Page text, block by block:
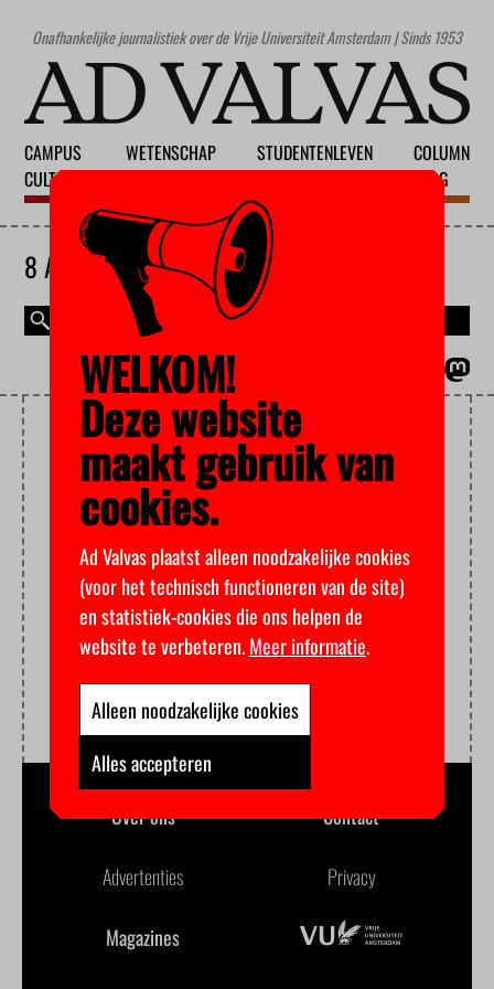
Onafhankelijke journalistiek over de Vrije Universiteit Amsterdam | Sinds 1953
CAMPUS
CULTUUR
WETENSCHAP
STUDENTENLEVEN
COLUMN
BLOG
8 AUGUSTUS 2026
CLASSICUS
Over ons Contact
Advertenties Privacy
Magazines
WELKOM!
Deze website
maakt gebruik van
cookies.
Ad Valvas plaatst alleen noodzakelijke cookies
(voor het technisch functioneren van de site)
en statistiek-cookies die ons helpen de
website te verbeteren.Meer informatie.
Alleen noodzakelijke cookies
Alles accepteren